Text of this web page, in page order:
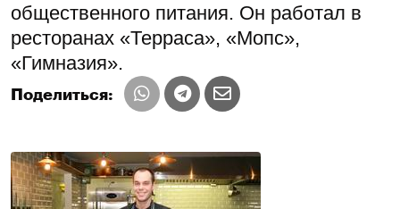
общественного питания. Он работал в
ресторанах «Терраса», «Мопс»,
«Гимназия».
Поделиться: